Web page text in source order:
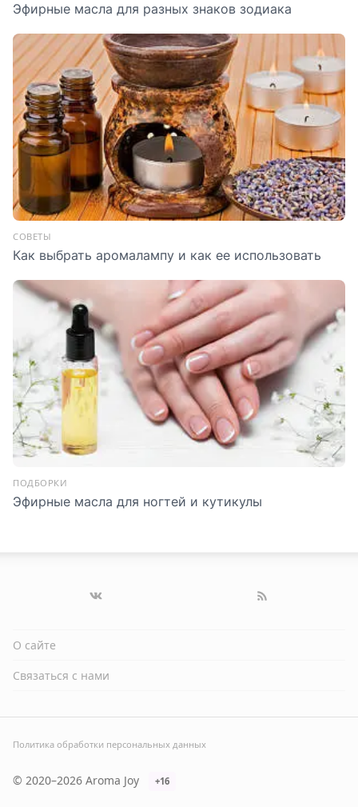
Эфирные масла для разных знаков зодиака
СОВЕТЫ
Как выбрать аромалампу и как ее использовать
ПОДБОРКИ
Эфирные масла для ногтей и кутикулы
О сайте
Связаться с нами
© 2020–2026 Aroma Joy +16
Политика обработки персональных данных